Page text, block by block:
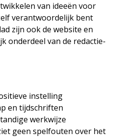
van ideeën voor
verantwoordelijk bent
zijn ook de website en
onderdeel van de redactie-
instelling
en tijdschriften
werkwijze
geen spelfouten over het